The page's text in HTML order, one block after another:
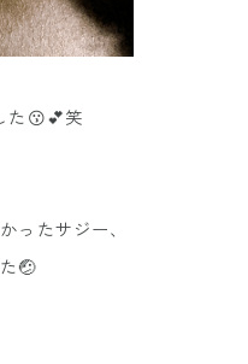
た😗💕笑
ったサジー、
🤕